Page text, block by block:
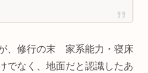
、修行の末 家系能力・寝床
でなく、地面だと認識したあ